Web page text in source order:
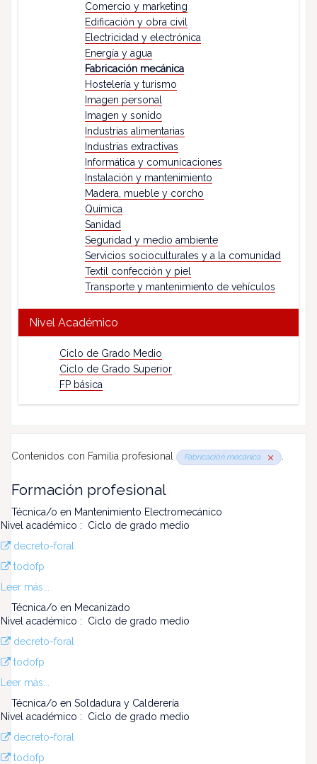
Comercio y marketing
Edificación y obra civil
Electricidad y electrónica
Energía y agua
Fabricación mecánica
Hostelería y turismo
Imagen personal
Imagen y sonido
Industrias alimentarias
Industrias extractivas
Informática y comunicaciones
Instalación y mantenimiento
Madera, mueble y corcho
Química
Sanidad
Seguridad y medio ambiente
Servicios socioculturales y a la comunidad
Textil confección y piel
Transporte y mantenimiento de vehículos
Nivel Académico
Ciclo de Grado Medio
Ciclo de Grado Superior
FP básica
Contenidos con Familia profesional Fabricación mecánica .
Formación profesional
Técnica/o en Mantenimiento Electromecánico
Nivel académico : Ciclo de grado medio
decreto-foral
todofp
Leer más...
Técnica/o en Mecanizado
Nivel académico : Ciclo de grado medio
decreto-foral
todofp
Leer más...
Técnica/o en Soldadura y Calderería
Nivel académico : Ciclo de grado medio
decreto-foral
todofp